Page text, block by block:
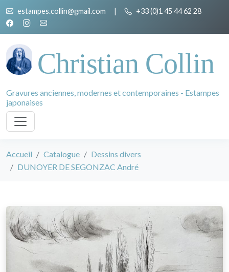
estampes.collin@gmail.com | +33 (0)1 45 44 62 28
Christian Collin
Gravures anciennes, modernes et contemporaines - Estampes
japonaises
Accueil Catalogue
Dessins divers
DUNOYER DE SEGONZAC André